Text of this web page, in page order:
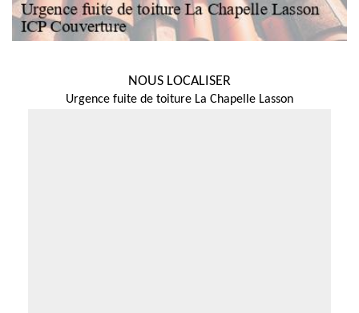
NOUS LOCALISER
Urgence fuite de toiture La Chapelle Lasson